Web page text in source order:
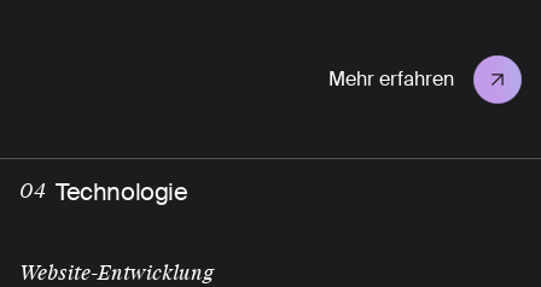
Mehr erfahren
04 Technologie
Website-Entwicklung